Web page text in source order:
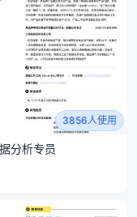
3856人使用
分析专员